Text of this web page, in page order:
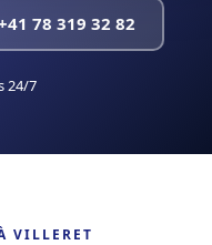
78 319 32 82
24/7
VILLERET